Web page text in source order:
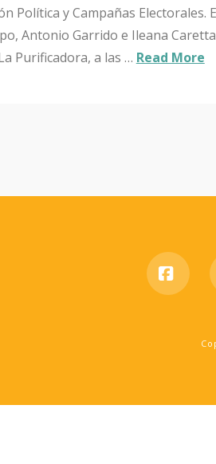
Política y Campañas
Antonio Garrido e Ileana
Purificadora, a las … Read More